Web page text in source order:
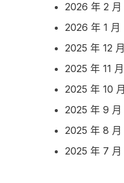
2026 年 2 月
2026 年 1 月
2025 年 12 月
2025 年 11 月
2025 年 10 月
2025 年 9 月
2025 年 8 月
2025 年 7 月